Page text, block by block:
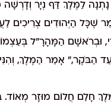
לַמֶּלֶךְ דַּף נְיָר וְדָרְשָׁה
שֶׁכָּל הַיְּהוּדִים צְרִיכִים
וּבְרֹאשָׁם הַמָּהָרָ"ל
הַבֹּקֶר," אָמַר הַמֶּלֶךְ,
חָלַם חֲלוֹם מוּזָר מְאוֹד.